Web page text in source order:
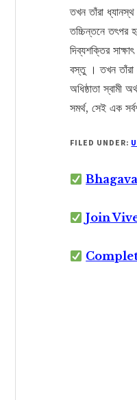
তখন তাঁরা
তচ্চিন্তনে তৎপর
দিব্যশক্তির
বস্তু । তখন তাঁরা
অধিষ্ঠাতা
সমর্থ, সেই এক
FILED UNDER:
Join